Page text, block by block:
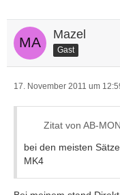
Mazel
Gast
17. November 2011 um
Zitat von AB-
bei den meisten
MK4